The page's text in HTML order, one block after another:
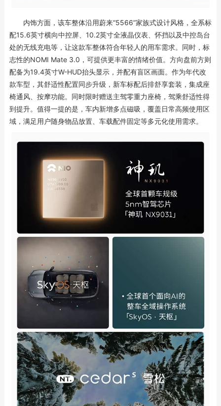
内饰方面，该车整体沿用蔚来“5566”家族式设计风格，全系标
配15.6英寸横向中控屏、10.2英寸全液晶仪表、怀挡以及中控岛台
处的无线充电等，让这款车整体符合年轻人的用车需求。同时，标
志性的NOMI Mate 3.0，可提供更丰富的情绪价值。方向盘前方则
配备为19.4英寸W-HUD抬头显示，并配有盲区画面。作为年代改
款车型，其舒适性配置同步升级，新车标配后排舒享套装，集成座
椅通风、按摩功能。同时限时赠送主驾零重力座椅，驾乘舒适性得
到提升。值得一提的是，车内新增多点磁吸，覆盖日常高频使用区
域，满足用户随身物品放置、车载配件固定等多元化使用需求。